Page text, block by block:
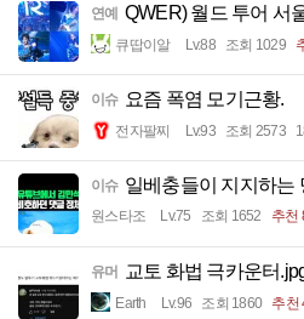
연예 QWER) 월드 투어 서
큐땁이알 Lv.88 조회 1029
이슈 요즘 폭염 모기근황.
전자팔찌 Lv.93 조회 2573
이슈 일베충들이 지지하는
원스타조 Lv.75 조회 1652 추천
유머 교토 화법 극카운터
Earth Lv.96 조회 1860 추천